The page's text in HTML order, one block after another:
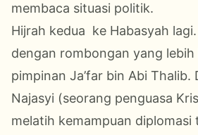
membaca situasi politik.
Hijrah kedua ke Habasyah
dengan rombongan yang
pimpinan Ja’far bin Abi Thalib.
Najasyi (seorang penguasa
melatih kemampuan